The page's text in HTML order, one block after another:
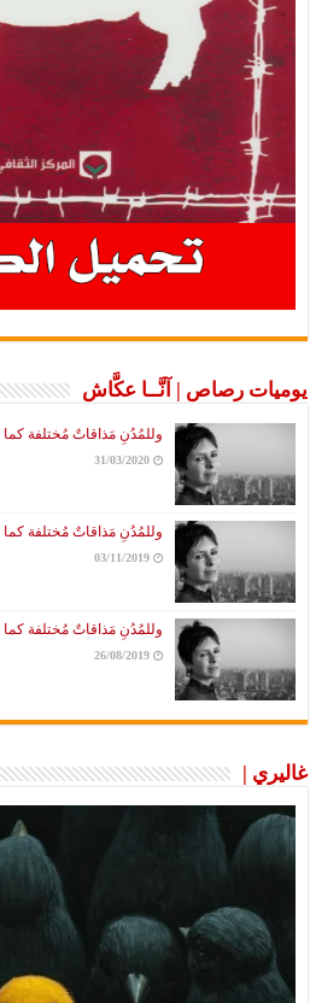
يوميات رصاص | آنَّــا عكَّاش
وللمُدُنِ مَذاقاتٌ مُختلفة كما
31/03/2020
وللمُدُنِ مَذاقاتٌ مُختلفة كما
03/11/2019
وللمُدُنِ مَذاقاتٌ مُختلفة كما
26/08/2019
غاليري |